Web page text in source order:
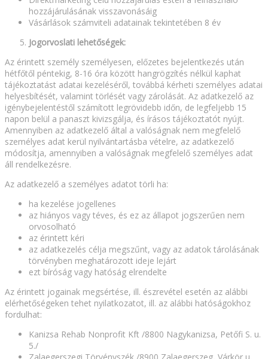
hozzájárulásának visszavonásáig
Vásárlások számviteli adatainak tekintetében 8 év
Jogorvoslati lehetőségek:
Az érintett személy személyesen, előzetes bejelentkezés után
hétfőtől péntekig, 8-16 óra között hangrögzítés nélkül kaphat
tájékoztatást adatai kezeléséről, továbbá kérheti személyes adatai
helyesbítését, valamint törlését vagy zárolását. Az adatkezelő az
igénybejelentéstől számított legrövidebb időn, de legfeljebb 15
napon belül a panaszt kivizsgálja, és írásos tájékoztatót nyújt.
Amennyiben az adatkezelő által a valóságnak nem megfelelő
személyes adat kerül nyilvántartásba vételre, az adatkezelő
módosítja, amennyiben a valóságnak megfelelő személyes adat
áll rendelkezésre.
Az adatkezelő a személyes adatot törli ha:
ha kezelése jogellenes
az hiányos vagy téves, és ez az állapot jogszerűen nem
orvosolható
az érintett kéri
az adatkezelés célja megszűnt, vagy az adatok tárolásának
törvényben meghatározott ideje lejárt
ezt bíróság vagy hatóság elrendelte
Az érintett jogainak megsértése, ill. észrevétel esetén az alábbi
elérhetőségeken tehet nyilatkozatot, ill. az alábbi hatóságokhoz
fordulhat:
Kanizsa Rehab Nonprofit Kft /8800 Nagykanizsa, Petőfi S. u.
5./